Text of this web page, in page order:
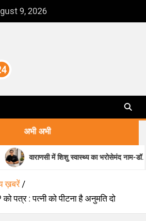
9, 2026
अभी अभी
में शिशु स्वास्थ्य का भरोसेमंद नाम-डॉ. मधुकर पांडेय
ख़बरें
को पत्र : पत्नी को पीटना है अनुमति दो